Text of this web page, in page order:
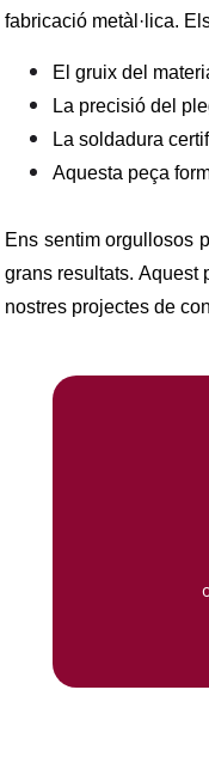
fabricació metàl·lica.
El gruix del
La precisió del
La soldadura
Aquesta peça
Ens sentim orgullosos
grans resultats. Aquest
nostres projectes de